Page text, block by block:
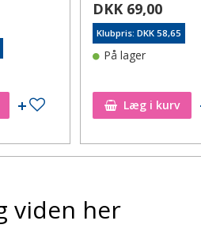
Tilføj til ønskeseddel
DKK 69,00
Klubpris: DKK 58,65
På lager
Læg i kurv
viden her